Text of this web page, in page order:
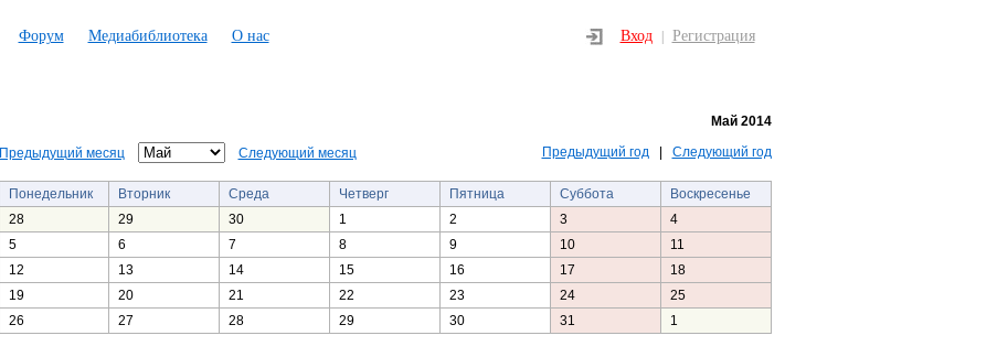
Форум Медиабиблиотека О нас Вход Регистрация
Май 2014
Предыдущий месяц Следующий месяц Предыдущий год| Следующий год
Понедельник Вторник Среда Четверг Пятница Суббота
Воскресенье
28
29 30 1 2 3
4
5
6 7 8 9 10
11
12
13 14 15 16 17
18
19
20 21 22 23 24
25
26
27 28 29 30 31 1